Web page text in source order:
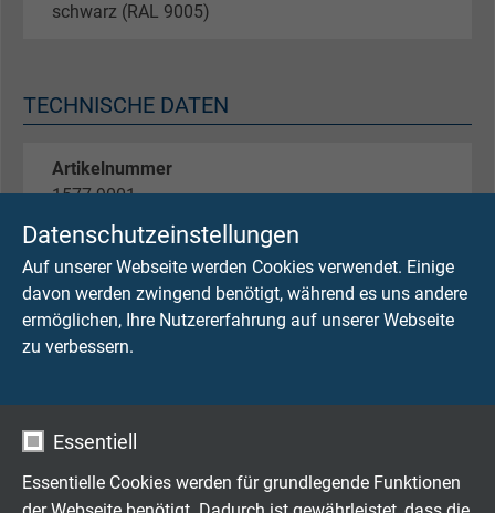
Datenschutzeinstellungen
Auf unserer Webseite werden Cookies verwendet. Einige
davon werden zwingend benötigt, während es uns andere
ermöglichen, Ihre Nutzererfahrung auf unserer Webseite
zu verbessern.
Essentiell
Essentielle Cookies werden für grundlegende Funktionen
schwarz (RAL 9005)
TECHNISCHE DATEN
Artikelnummer
1577-9001
max. 90 V
Spannung UL
Ader/Ader 2000 V
Ader/Schirm 2000 V